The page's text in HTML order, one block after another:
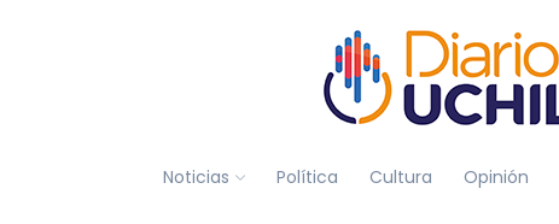
Noticias Política Cultura Opinión